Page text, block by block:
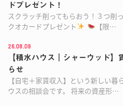
ドプレゼント！
スクラッチ削ってもらおう！３つ削
クオカードプレゼント
【限…
26.08.09
【積水ハウス｜シャーウッド
らせ
【自宅＋家賃収入】という新しい
ウスの相談会です。 将来の資産形…